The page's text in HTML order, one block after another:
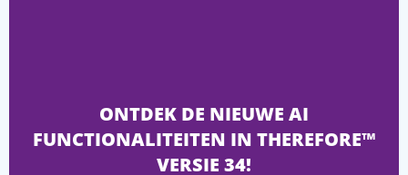
ONTDEK DE NIEUWE AI
FUNCTIONALITEITEN IN THEREFORE™
VERSIE 34!